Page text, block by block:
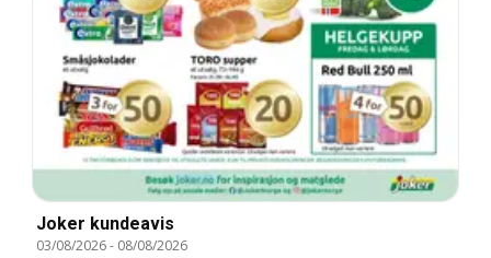
Joker kundeavis
03/08/2026- 08/08/2026